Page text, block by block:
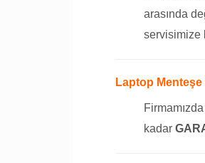
arasında
servisimize
Laptop
kadar